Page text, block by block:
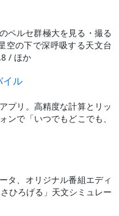
ペルセ群極大を見る・撮る
空の下で深呼吸する天文台
/ ほか
イル
プリ。高精度な計算とリッ
ンで「いつでもどこでも、
タ、オリジナル番組エディ
ひろげる」天文シミュレー